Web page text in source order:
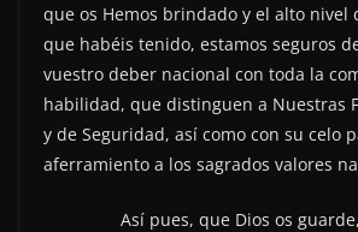
que os Hemos brindado y el alto nivel
que habéis tenido, estamos seguros
vuestro deber nacional con toda la
habilidad, que distinguen a Nuestras
y de Seguridad, así como con su celo
aferramiento a los sagrados valores
Así pues, que Dios os guarde,